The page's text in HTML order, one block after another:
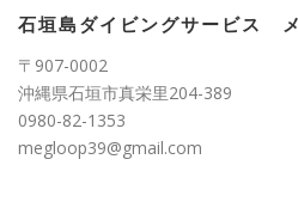
ー
石垣島ダイビングサービス
〒907-0002
沖縄県石垣市真栄里204-389
0980-82-1353
megloop39@gmail.com